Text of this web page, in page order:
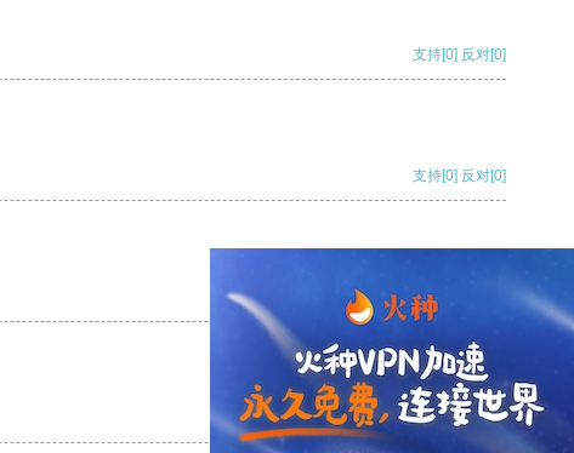
支持[0] 反对[0]
支持[0] 反对[0]
支持
支持[0] 反对[0]